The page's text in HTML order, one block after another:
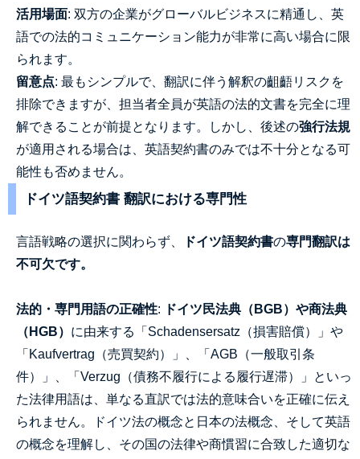
活用場面: 双方の企業がグローバルビジネスに精通し、英
語での法的コミュニケーション能力が非常に高い場合に限
られます。
留意点: 最もシンプルで、翻訳に伴う解釈の齟齬リスクを
排除できますが、担当者全員が英語の法的文書を完全に理
解できることが前提となります。しかし、後述の強行法規
が適用される場合は、英語契約書のみでは不十分となる可
能性も否めません。
ドイツ語契約書 翻訳における専門性
言語戦略の選択に関わらず、 ドイツ語契約書の専門翻訳は
不可欠です。
法的・専門用語の正確性:
ドイツ民法典（BGB）や商法典
（HGB） に由来する「Schadensersatz（損害賠償）」や
「Kaufvertrag（売買契約）」、「AGB（一般取引条
件）」、「Verzug（債務不履行による履行遅滞）」といっ
た法律用語は、単なる直訳では法的意味合いを正確に伝え
られません。ドイツ法の概念と日本の法概念、そして英語
の概念を理解し、その国の法律や商慣習に合致した適切な